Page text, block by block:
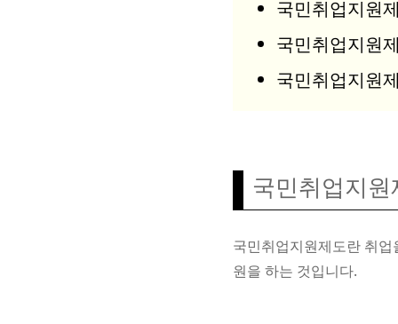
국민취업지원
국민취업지원
국민취업지원
국민취업지원
국민취업지원제도란 취
원을 하는 것입니다.